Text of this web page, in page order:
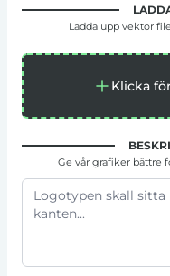
Ladda upp vektor
Klicka
Ge vår grafiker bättre